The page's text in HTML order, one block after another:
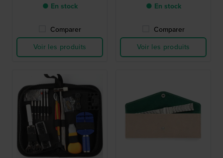
● En stock
Comparer
Voir les produits
● En stock
Comparer
Voir les produits